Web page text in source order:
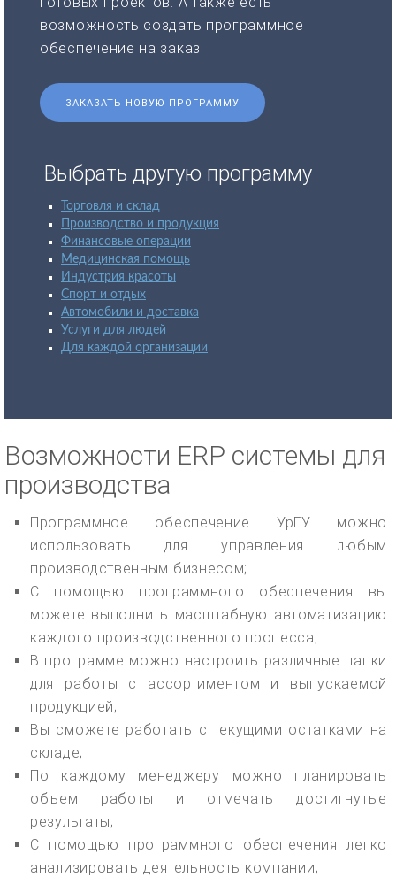
возможность создать программное
обеспечение на заказ.
ЗАКАЗАТЬ НОВУЮ ПРОГРАММУ
Выбрать другую программу
Торговля и склад
Производство и продукция
Финансовые операции
Медицинская помощь
Индустрия красоты
Спорт и отдых
Автомобили и доставка
Услуги для людей
Для каждой организации
Возможности ERP системы для
производства
Программное обеспечение УрГУ можно
использовать для управления любым
производственным бизнесом;
С помощью программного обеспечения вы
можете выполнить масштабную автоматизацию
каждого производственного процесса;
В программе можно настроить различные папки
для работы с ассортиментом и выпускаемой
продукцией;
Вы сможете работать с текущими остатками на
складе;
По каждому менеджеру можно планировать
объем работы и отмечать достигнутые
результаты;
С помощью программного обеспечения легко
анализировать деятельность компании;